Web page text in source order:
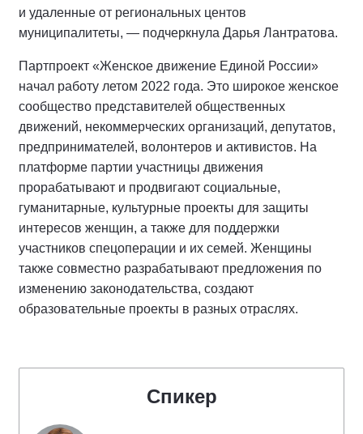
и удаленные от региональных центов
муниципалитеты, — подчеркнула Дарья Лантратова.
Партпроект «Женское движение Единой России»
начал работу летом 2022 года. Это широкое женское
сообщество представителей общественных
движений, некоммерческих организаций, депутатов,
предпринимателей, волонтеров и активистов. На
платформе партии участницы движения
прорабатывают и продвигают социальные,
гуманитарные, культурные проекты для защиты
интересов женщин, а также для поддержки
участников спецоперации и их семей. Женщины
также совместно разрабатывают предложения по
изменению законодательства, создают
образовательные проекты в разных отраслях.
Спикер